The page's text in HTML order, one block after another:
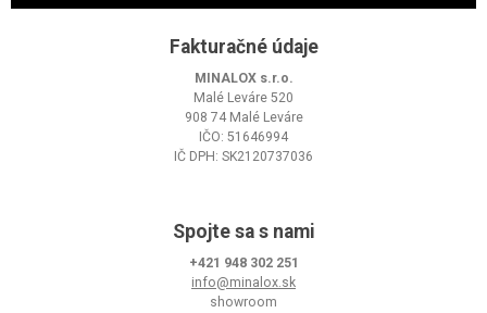
Fakturačné údaje
MINALOX s.r.o.
Malé Leváre 520
908 74 Malé Leváre
IČO: 51646994
IČ DPH: SK2120737036
Spojte sa s nami
+421 948 302 251
info@minalox.sk
showroom